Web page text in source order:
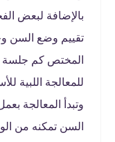
بالإضافة لبعض
تقييم وضع السن
المختص كم جلسة
للمعالجة اللبية
وتبدأ المعالجة
السن تمكنه من